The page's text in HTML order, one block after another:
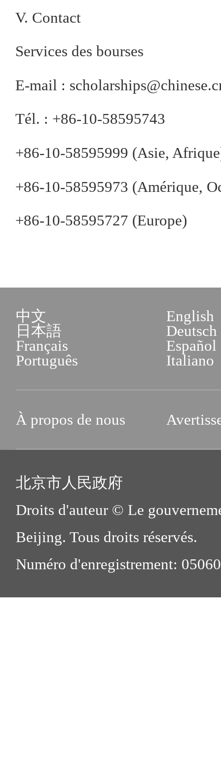
V. Contact
Services des bourses
E-mail :
Tél. : +86-10-58595743
+86-10-58595999 (Asie,
+86-10-58595973 (Amérique,
+86-10-58595727 (Europe)
中文
English
日本語
Deutsch
Français
Español
Português
Italiano
À propos de nous
北京市人民政府
Droits d'auteur © Le
Beijing. Tous droits réservés.
Numéro d'enregistrement: